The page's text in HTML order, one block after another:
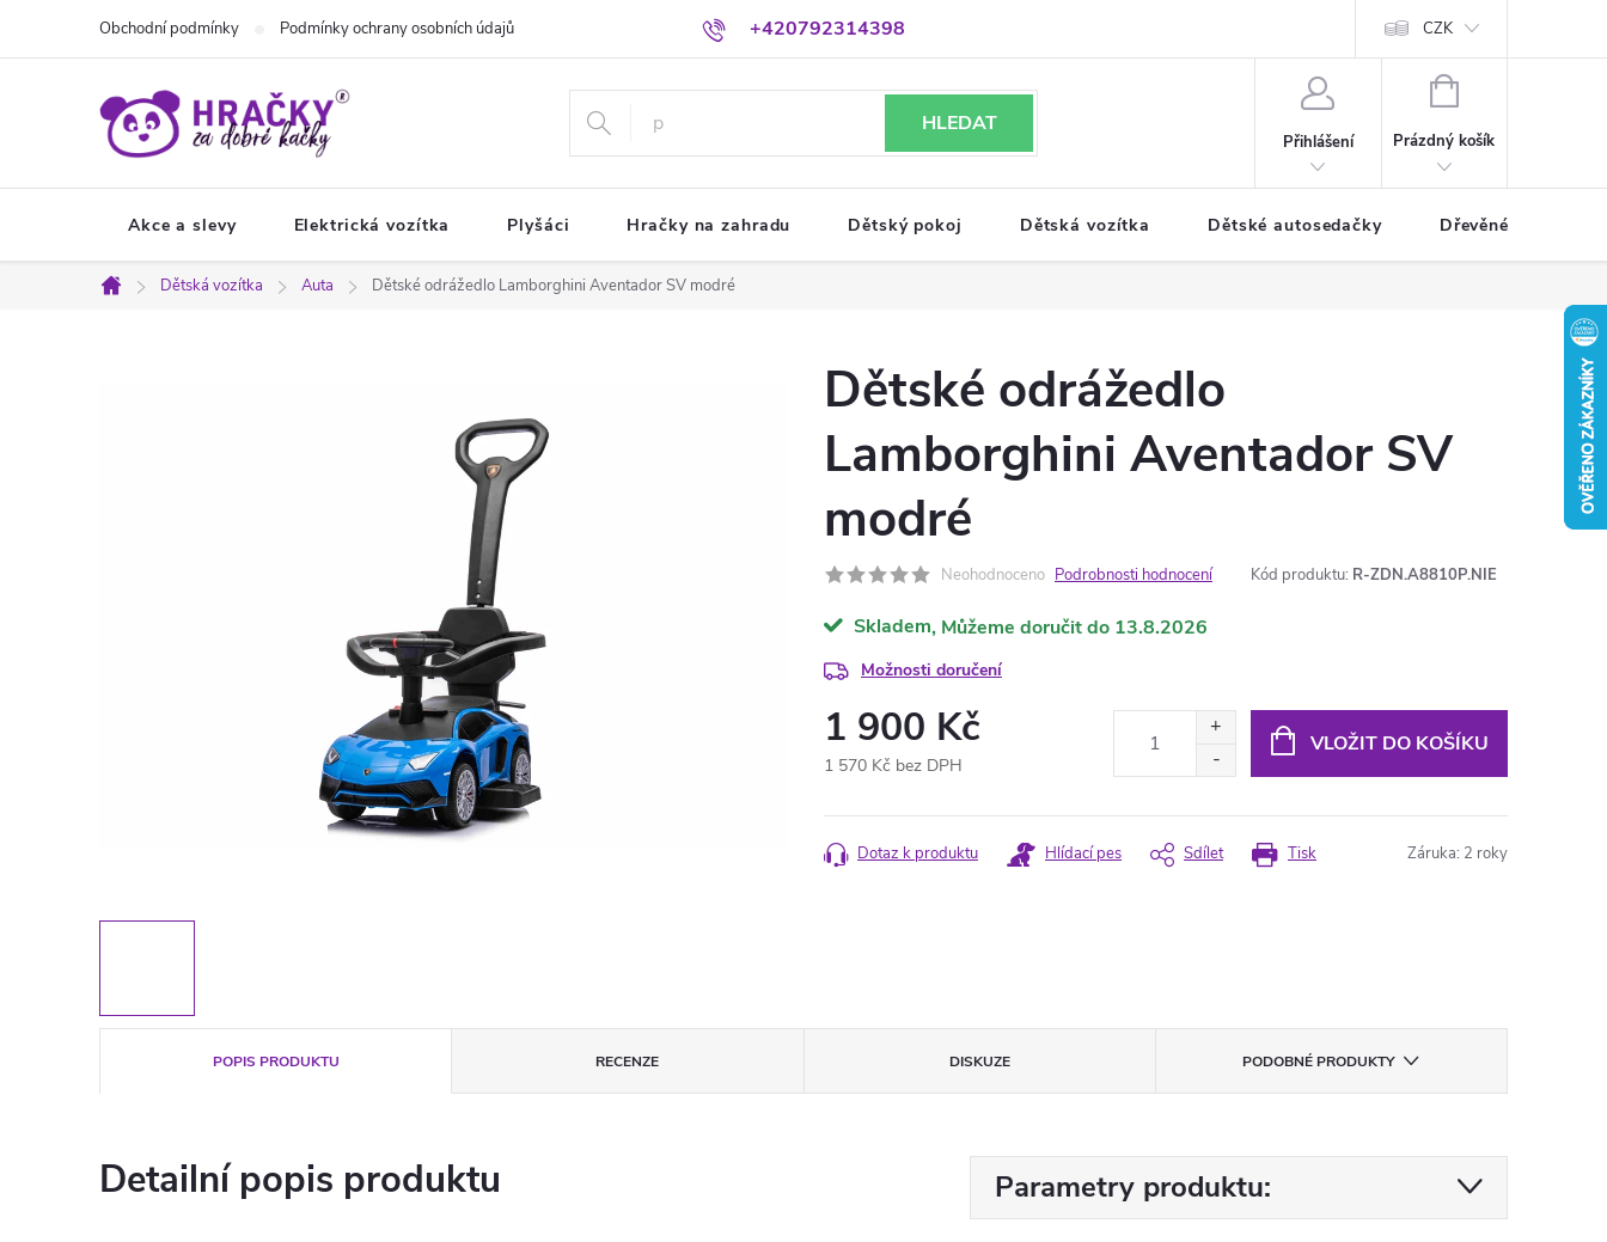
+420792314398
Obchodní podmínky Podmínky ochrany osobních údajů CZK
HLEDAT
Přihlášení
NÁKUPNÍ
Prázdný košík
Akce a slevy Elektrická vozítka Plyšáci Hračky na zahradu Dětský pokoj Dětská vozítka Dětské autosedačky Dřevěné hračky
Domů
Dětská vozítka Auta Dětské odrážedlo Lamborghini Aventador SV modré
Dětské odrážedlo
Lamborghini Aventador SV
modré
Neohodnoceno Podrobnosti hodnocení Kód produktu: R-ZDN.A8810P.NIE
Skladem 13.8.2026
Možnosti doručení
1 900 Kč
1 570 Kč bez DPH
cena:
VLOŽIT DO KOŠÍKU
Tisk
Dotaz k produktu Hlídací pes Sdílet Záruka: 2 roky
POPIS PRODUKTU RECENZE DISKUZE PODOBNÉ PRODUKTY
Detailní popis produktu Parametry produktu: